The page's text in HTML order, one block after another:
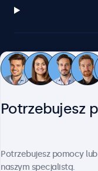
O
Potrzebujesz
Potrzebujesz pomocy
naszym specjalistą.